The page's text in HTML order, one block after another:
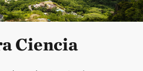
Ciencia